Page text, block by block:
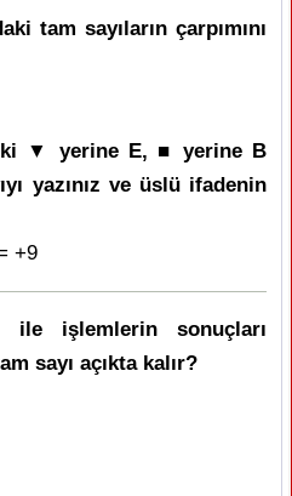
tam sayıların çarpımını
▼ yerine E, ■ yerine B
yazınız ve üslü ifadenin
+9
ile işlemlerin sonuçları
sayı açıkta kalır?